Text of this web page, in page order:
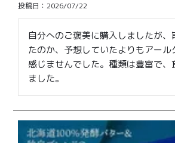
投稿日
2026/07/22
自分へのご褒美に購入しましたが
たのか、予想していたよりもアール
感じませんでした。種類は豊富で、
ました。